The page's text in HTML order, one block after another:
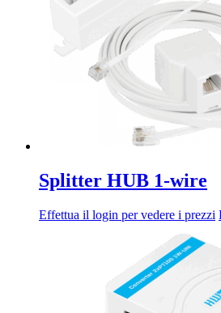
Splitter HUB 1-wire
Effettua il login per vedere i prezzi